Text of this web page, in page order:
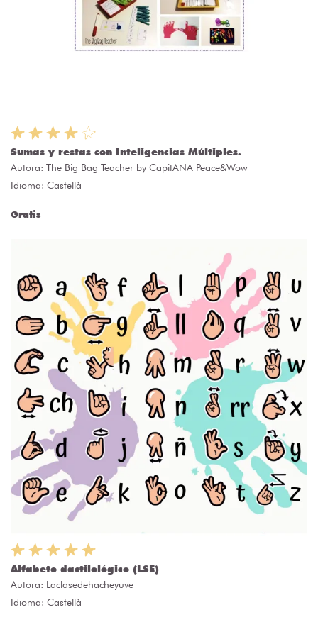
Sumas y restas con Inteligencias Múltiples.
Autora: The Big Bag Teacher by CapitANA Peace&Wow
Idioma: Castellà
Gratis
Alfabeto dactilológico (LSE)
Autora: Laclasedehacheyuve
Idioma: Castellà